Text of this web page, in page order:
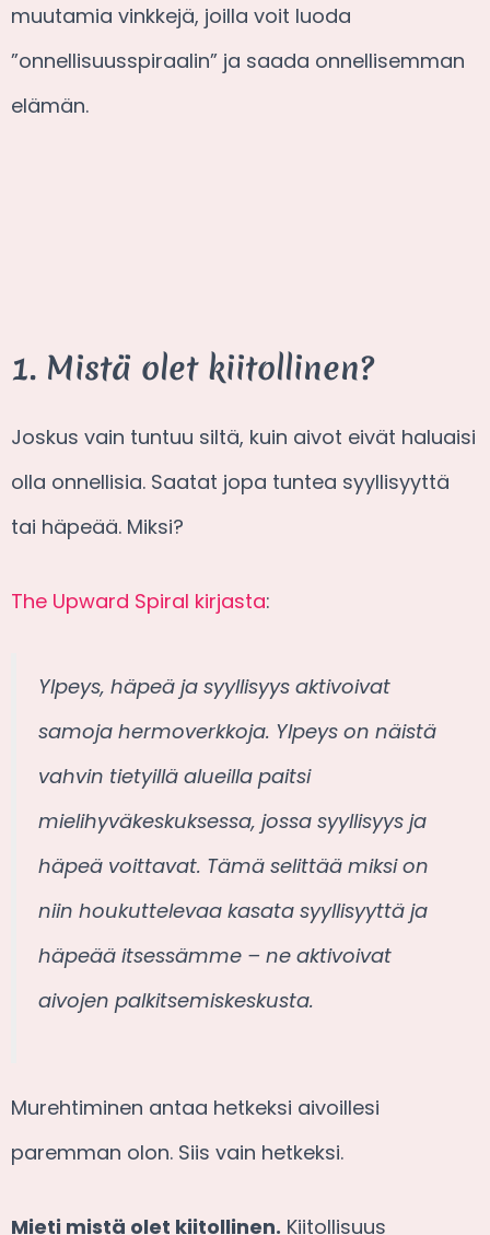
muutamia vinkkejä, joilla voit luoda
”onnellisuusspiraalin” ja saada onnellisemman
elämän.
1. Mistä olet kiitollinen?
Joskus vain tuntuu siltä, kuin aivot eivät haluaisi
olla onnellisia. Saatat jopa tuntea syyllisyyttä
tai häpeää. Miksi?
The Upward Spiral kirjasta:
Ylpeys, häpeä ja syyllisyys aktivoivat
samoja hermoverkkoja. Ylpeys on näistä
vahvin tietyillä alueilla paitsi
mielihyväkeskuksessa, jossa syyllisyys ja
häpeä voittavat. Tämä selittää miksi on
niin houkuttelevaa kasata syyllisyyttä ja
häpeää itsessämme – ne aktivoivat
aivojen palkitsemiskeskusta.
Murehtiminen antaa hetkeksi aivoillesi
paremman olon. Siis vain hetkeksi.
Mieti mistä olet kiitollinen. Kiitollisuus